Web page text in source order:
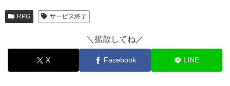
RPG サービス終了
＼拡散してね／
X Facebook LINE